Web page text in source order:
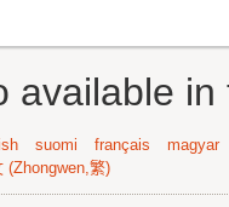
available
suomi français
magyar
(Zhongwen,繁)